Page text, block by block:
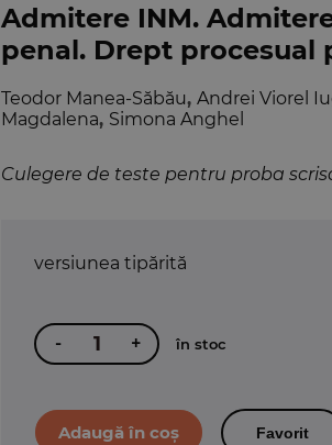
Admitere INM.
penal. Drept procesual
Culegere de teste pentru proba
Teodor Manea-Săbău, Andrei Viorel
Magdalena, Simona Anghel
versiunea tipărită
- + în stoc
Favorit